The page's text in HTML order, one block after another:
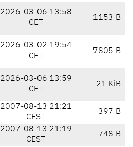
2026-03-06 13:58
CET
1153 B
2026-03-02 19:54
CET
7805 B
2026-03-06 13:59
CET
21 KiB
2007-08-13 21:21
CEST
397 B
2007-08-13 21:19
CEST
748 B